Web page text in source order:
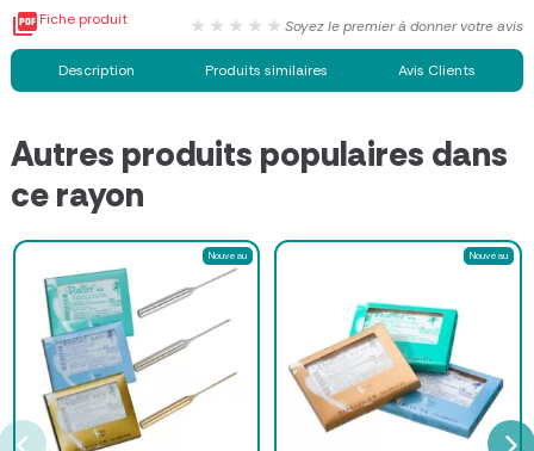
Fiche produit ★★★★★ Soyez le premier à donner votre avis
Description Produits similaires Avis Clients
Autres produits populaires dans
ce rayon
Nouveau Nouveau